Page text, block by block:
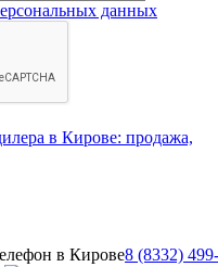
данных
в Кирове8 (8332)